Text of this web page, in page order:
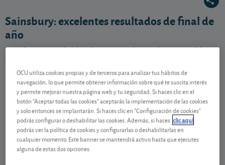
Sainsbury: excelentes resultados de final de
año
Muy buen resultado el presentado por la compañía
2011. ¿Qué le deparará el 2012?
Contenido reservado a SOCIOS
Gestiona tu dinero con visión
experta
OCU utiliza cookies propias y de terceros para analizar tus hábitos de
navegación, lo que permite obtener información sobre qué te suscita interés
y permite mejorar nuestra página web y tu seguridad. Si haces clic en el
botón "Aceptar todas las cookies" aceptarás la implementación de las cookies
y solo entonces se implantarán. Si haces clic en "Configuración de cookies"
podrás configurar o deshabilitar las cookies. Además, si haces clic aquí
podrás ver la política de cookies y configurarlas o deshabilitarlas en
cualquier momento. Este banner se mantendrá activo hasta que ejecutes
alguna de estas dos opciones.